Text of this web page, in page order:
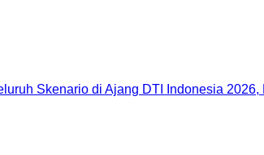
Skenario di Ajang DTI Indonesia